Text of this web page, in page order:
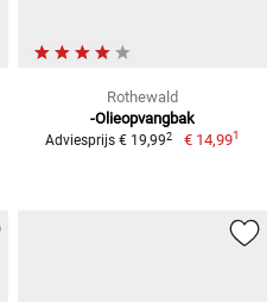
Rothewald
-Olieopvangbak
Adviesprijs € 19,992 € 14,991